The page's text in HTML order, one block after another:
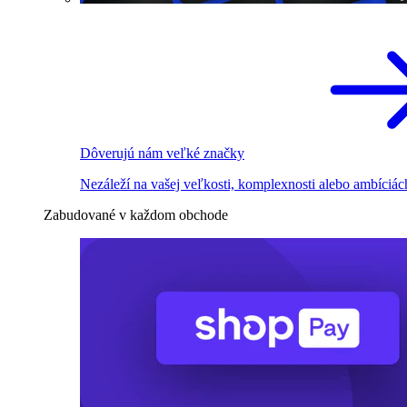
Dôverujú nám veľké značky
Nezáleží na vašej veľkosti, komplexnosti alebo
Zabudované v každom obchode